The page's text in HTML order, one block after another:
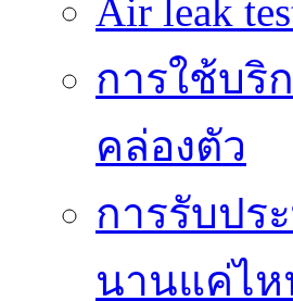
Air leak
การใช้บริ
คล่องตัว
การรับปร
นานแค่ไ